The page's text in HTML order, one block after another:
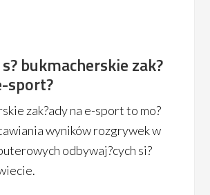
bukmacherskie zak?
sport?
zak?ady na e-sport to mo?
wyników rozgrywek w
odbywaj?cych si?